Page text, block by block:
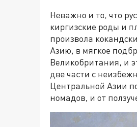
Неважно и то, что
киргизские роды и
произвола
Азию, в мягкое
Великобритания, и
две части с
Центральной Азии
номадов, и от